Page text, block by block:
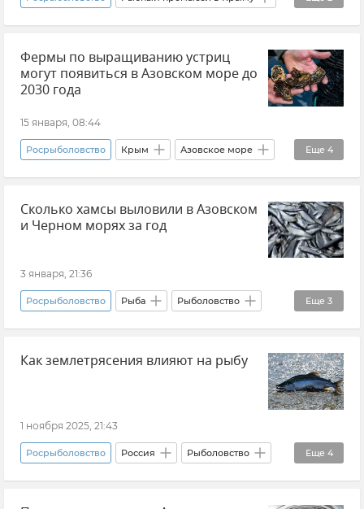
Рыба Рыболовство
Фермы по выращиванию устриц
могут появиться в Азовском море до
2030 года
15 января, 08:44
Еще 4
Росрыболовство Крым Азовское море
Морепродукты Устрицы
Правительство России Новости
Сколько хамсы выловили в Азовском
и Черном морях за год
3 января, 21:36
Еще 3
Росрыболовство Рыба Рыболовство
Черное море Азовское море Новости
Как землетрясения влияют на рыбу
1 ноября 2025, 21:43
Еще 4
Росрыболовство Россия Рыболовство
Рыба Камчатка Новости